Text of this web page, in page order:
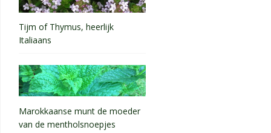
Tijm of Thymus, heerlijk
Italiaans
Marokkaanse munt de moeder
van de mentholsnoepjes